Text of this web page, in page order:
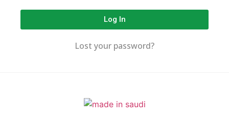
Log In
Lost your password?